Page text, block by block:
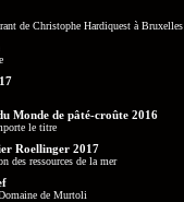
de Christophe Hardiquest à Bruxelles
Monde de pâté-croûte 2016
le titre
Roellinger 2017
des ressources de la mer
de Murtoli